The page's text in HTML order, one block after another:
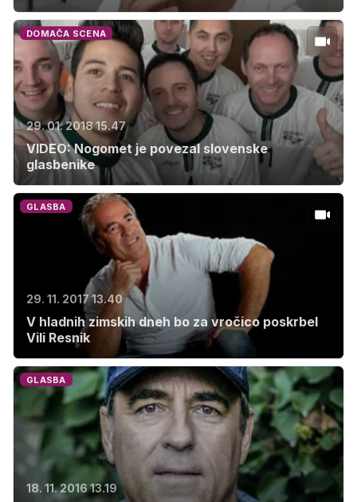
DOMAČA SCENA
29. 01. 2018 15.47
VIDEO: Nogomet je povezal slovenske
glasbenike
GLASBA
29. 11. 2017 13.40
V hladnih zimskih dneh bo za vročico poskrbel
Vili Resnik
GLASBA
18. 11. 2016 13.19